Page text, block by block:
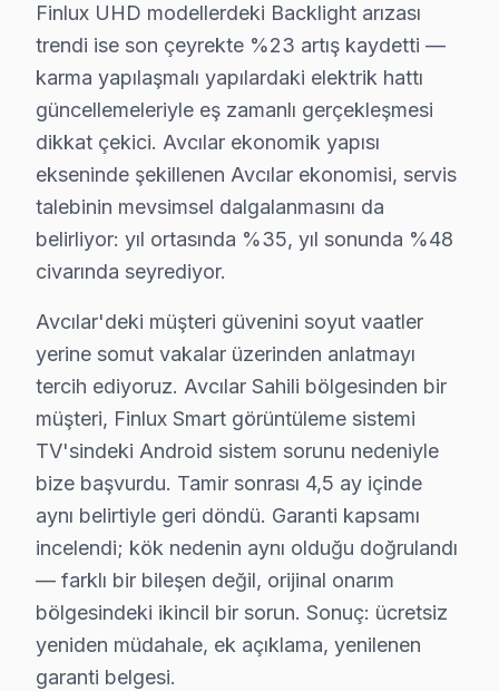
Finlux TV tamir fiyatları Avcılar bölgesinde belirli
Panel/ekran değişimi
: 32 inç için ortalama
Anakart tamiri
: Model serisine göre bu
Güç kartı, LED backlight ve T-Con kart tamiri
Yazılım/firmware işlemleri: Yazılım
Yerinde bakım ile atölye tamir fiyatları
Fiyatları etkileyen diğer faktörler arasında, cihazın
Fabrika Servis, Avcılar bölgesinde sunduğu
Garanti kapsamı istatistiklerimiz, yapılan tamirlerin
Aynı gün servis imkanı, hızlı müdahale gerektiren
Avcılar Finlux servis - TV Tamiri
Avcılar'da Finlux televizyon tamiri: İstanbul
Avcılar × Finlux: Yerel İçerik ve Deneyim
Avcılar'de Finlux panel arıza örüntülerinin
İlkbahar dönemi (Mart-Mayıs): Görece sakin. Finlux
Finlux UHD modellerdeki Backlight arızası
trendi ise son çeyrekte %23 artış kaydetti —
karma yapılaşmalı yapılardaki elektrik hattı
güncellemeleriyle eş zamanlı gerçekleşmesi
dikkat çekici. Avcılar ekonomik yapısı
ekseninde şekillenen Avcılar ekonomisi, servis
talebinin mevsimsel dalgalanmasını da
belirliyor: yıl ortasında %35, yıl sonunda %48
civarında seyrediyor.
Avcılar'deki müşteri güvenini soyut vaatler
yerine somut vakalar üzerinden anlatmayı
tercih ediyoruz. Avcılar Sahili bölgesinden bir
müşteri, Finlux Smart görüntüleme sistemi
TV'sindeki Android sistem sorunu nedeniyle
bize başvurdu. Tamir sonrası 4,5 ay içinde
aynı belirtiyle geri döndü. Garanti kapsamı
incelendi; kök nedenin aynı olduğu doğrulandı
— farklı bir bileşen değil, orijinal onarım
bölgesindeki ikincil bir sorun. Sonuç: ücretsiz
yeniden müdahale, ek açıklama, yenilenen
garanti belgesi.